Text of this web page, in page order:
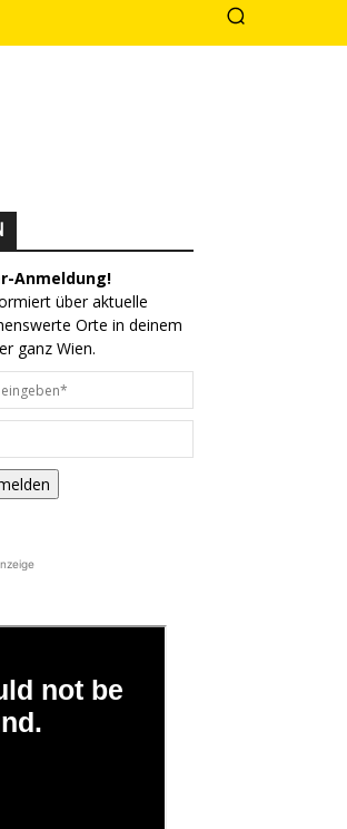
Anmeldung!
über aktuelle
Orte in deinem
ganz Wien.